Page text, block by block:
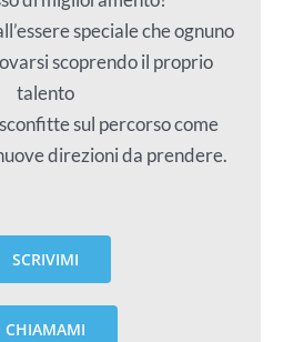
speciale che ognuno
scoprendo il proprio
talento
sul percorso come
direzioni da prendere.
SCRIVIMI
CHIAMAMI